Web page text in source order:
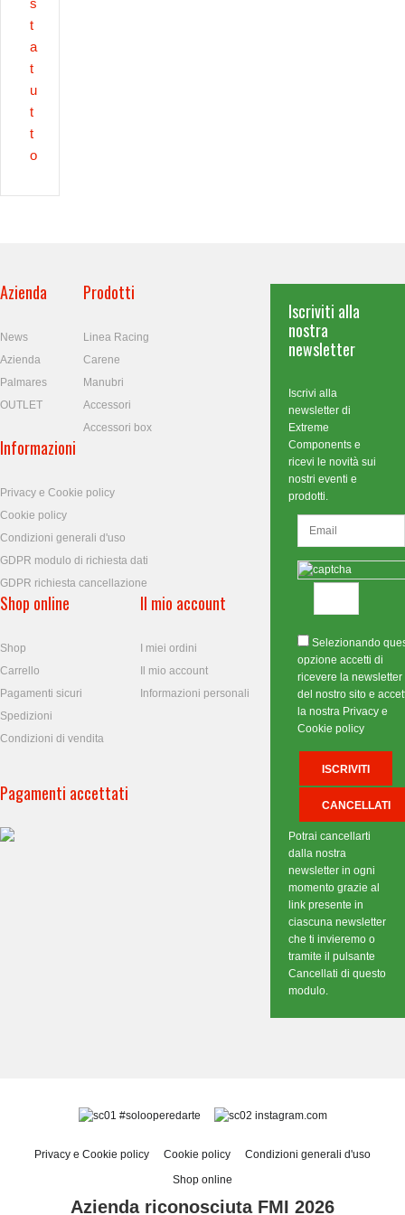
s
t
a
t
u
t
t
o
Azienda
News
Azienda
Palmares
OUTLET
Prodotti
Linea Racing
Carene
Manubri
Accessori
Accessori box
Informazioni
Privacy e Cookie policy
Cookie policy
Condizioni generali d'uso
GDPR modulo di richiesta dati
GDPR richiesta cancellazione
Shop online
Shop
Carrello
Pagamenti sicuri
Spedizioni
Condizioni di vendita
Il mio account
I miei ordini
Il mio account
Informazioni personali
Pagamenti accettati
Iscriviti alla
nostra
newsletter
Iscrivi alla
newsletter di
Extreme
Components e
ricevi le novità sui
nostri eventi e
prodotti.
Selezionando
opzione accetti di
ricevere la newsletter
del nostro sito e
la nostra Privacy e
Cookie policy
Potrai cancellarti
dalla nostra
newsletter in ogni
momento grazie al
link presente in
ciascuna newsletter
che ti invieremo o
tramite il pulsante
Cancellati di questo
modulo.
#solooperedarte instagram.com
Privacy e Cookie policy Cookie policy
Condizioni generali d'uso
Shop online
Azienda riconosciuta FMI 2026